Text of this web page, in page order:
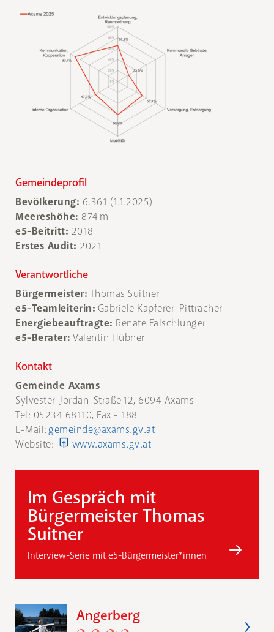
Gemeindeprofil
Bevölkerung: 6.361 (1.1.2025)
Meereshöhe: 874 m
e5-Beitritt: 2018
Erstes Audit: 2021
Verantwortliche
Bürgermeister: Thomas Suitner
e5-Teamleiterin: Gabriele Kapferer-Pittracher
Energiebeauftragte: Renate Falschlunger
e5-Berater:Valentin Hübner
Kontakt
Gemeinde Axams
Sylvester-Jordan-Straße 12, 6094 Axams
Tel: 05234 68110, Fax - 188
E-Mail:gemeinde@axams.gv.at
Website:
www.axams.gv.at
Im Gespräch mit
Bürgermeister Thomas
Suitner
Interview-Serie mit e5-Bürgermeister*innen
Angerberg